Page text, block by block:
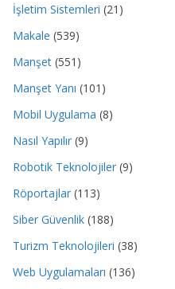
İşletim Sistemleri (21)
Makale (539)
Manşet (551)
Manşet Yanı (101)
Mobil Uygulama (8)
Nasıl Yapılır (9)
Robotik Teknolojiler (9)
Röportajlar (113)
Siber Güvenlik (188)
Turizm Teknolojileri (38)
Web Uygulamaları (136)